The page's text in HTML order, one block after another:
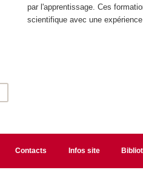
par l'apprentissage. Ces
scientifique avec une
Contacts Infos site